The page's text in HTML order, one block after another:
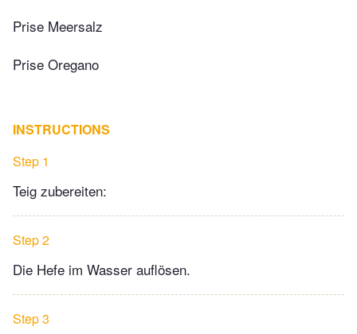
Prise Meersalz
Prise Oregano
INSTRUCTIONS
Step 1
Teig zubereiten:
Step 2
Die Hefe im Wasser auflösen.
Step 3